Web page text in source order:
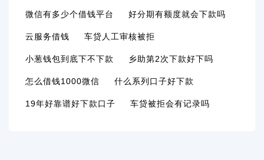
微信有多少个借钱平台 好分期有额度就会下款吗
云服务借钱 车贷人工审核被拒
小葱钱包到底下不下款 乡助第2次下款好下吗
怎么借钱1000微信 什么系列口子好下款
19年好靠谱好下款口子 车贷被拒会有记录吗